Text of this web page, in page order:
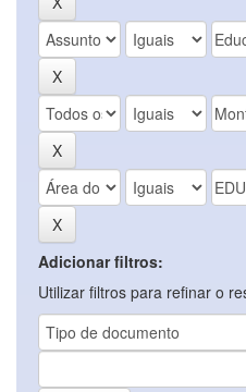
Adicionar filtros:
Utilizar filtros para refinar o